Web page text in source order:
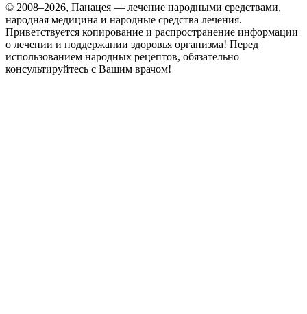
© 2008–2026, Панацея — лечение народными средствами,
народная медицина и народные средства лечения.
Приветствуется копирование и распространение информации
о лечении и поддержании здоровья организма! Перед
использованием народных рецептов, обязательно
консультируйтесь с Вашим врачом!